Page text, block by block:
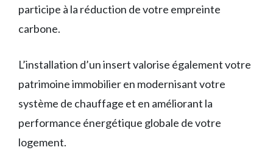
participe à la réduction de votre empreinte
carbone.
L’installation d’un insert valorise également votre
patrimoine immobilier en modernisant votre
système de chauffage et en améliorant la
performance énergétique globale de votre
logement.